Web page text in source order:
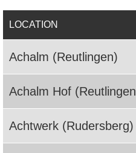
LOCATION
Achalm (Reutlingen)
Achalm Hof
Achtwerk (Rudersberg)